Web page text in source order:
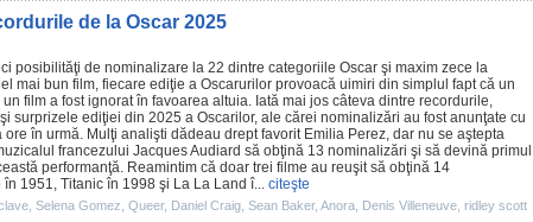
de la Oscar 2025
posibilităţi de nominalizare la 22 dintre categoriile Oscar şi maxim zece la
mai bun film, fiecare ediţie a Oscarurilor provoacă uimiri din simplul fapt că un
film a fost ignorat în favoarea altuia. Iată mai jos câteva dintre recordurile,
surprizele ediţiei din 2025 a Oscarilor, ale cărei nominalizări au fost anunţate cu
ore în urmă. Mulţi analişti dădeau drept favorit Emilia Perez, dar nu se aştepta
francezului Jacques Audiard să obţină 13 nominalizări şi să devină primul
performanţă. Reamintim că doar trei filme au reuşit să obţină 14
în 1951, Titanic în 1998 şi La La Land î... citeşte
Selena Gomez Queer, Daniel Craig Sean Baker, Anora Denis Villeneuve ridley scott